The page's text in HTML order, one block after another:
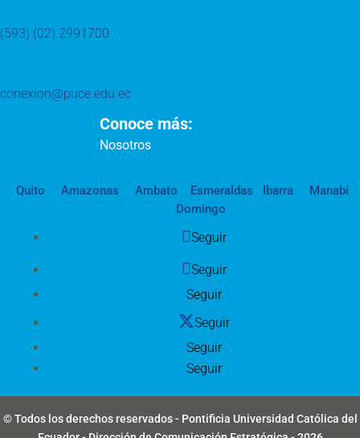
(593) (02) 2991700
conexion@puce.edu.ec
Conoce más:
Nosotros
Quito Amazonas Ambato Esmeraldas Ibarra
Manabí
Domingo
Seguir
Seguir
Seguir
Seguir
Seguir
Seguir
© Todos los derechos reservados - Pontificia Universidad Católica del